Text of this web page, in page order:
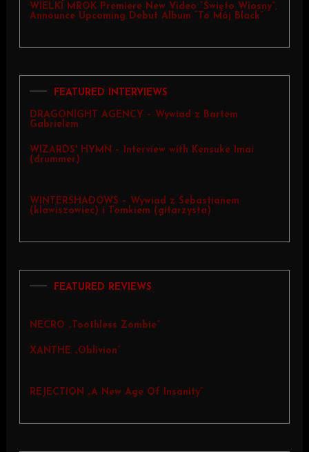
WIELKI MROK Premiere New Video “Święto Wiosny”,
Announce Upcoming Debut Album “To Mój Black”
FEATURED INTERVIEWS
DRAGONIGHT AGENCY – Wywiad z Bartem
Gabrielem
WIZARDS' HYMN – Interview with Kensuke Imai
(drummer)
WINTERSHADOWS – Wywiad z Sebastianem
(klawiszowiec) i Tomkiem (gitarzysta)
FEATURED REVIEWS
NECRO „Toothless Zombie”
XANTHE „Oblivion”
REJECTION „A New Age Of Insanity”